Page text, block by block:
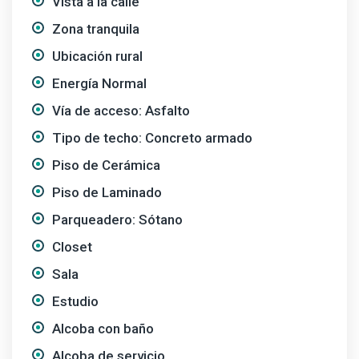
Zona tranquila
Ubicación rural
Energía Normal
Vía de acceso: Asfalto
Tipo de techo: Concreto armado
Piso de Cerámica
Piso de Laminado
Parqueadero: Sótano
Closet
Sala
Estudio
Alcoba con baño
Alcoba de servicio